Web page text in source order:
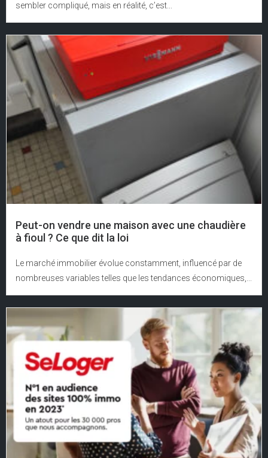
sembler compliqué, mais en réalité, c’est...
Peut-on vendre une maison avec une chaudière
à fioul ? Ce que dit la loi
Le marché immobilier évolue constamment, influencé par de
nombreuses variables telles que les tendances économiques,...